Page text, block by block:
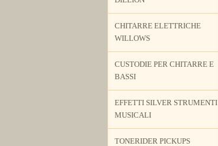
CHITARRE ELETTRICHE
WILLOWS
CUSTODIE PER CHITARRE E
BASSI
EFFETTI SILVER STRUMENTI
MUSICALI
TONERIDER PICKUPS